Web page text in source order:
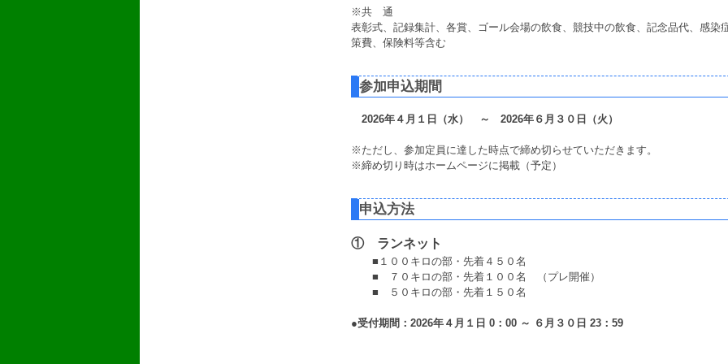
※共 通
表彰式、記録集計、各賞、ゴール会場の飲食、競技中の飲食、記念品代、感染
策費、保険料等含む
参加申込期間
2026年４月１日（水） ～ 2026年６月３０日（火）
※ただし、参加定員に達した時点で締め切らせていただきます。
※締め切り時はホームページに掲載（予定）
申込方法
① ランネット
■１００キロの部・先着４５０名
■ ７０キロの部・先着１００名 （プレ開催）
■ ５０キロの部・先着１５０名
●受付期間：2026年４月１日 0：00 ～ ６月３０日 23：59